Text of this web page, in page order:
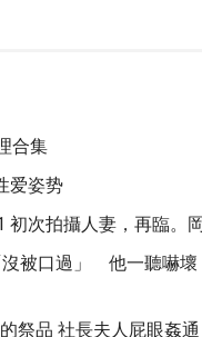
合集
爱姿势
初次拍攝人妻，再臨。
沒被口過」 他一聽嚇壞
祭品 社長夫人屁眼姦